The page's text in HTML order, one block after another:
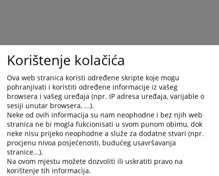
mark
key
to
get
the
keyboard
shortcuts
for
changing
dates.
mark
key
to
get
the
keyboard
shortcuts
for
changing
dates.
Korištenje kolačića
Ova web stranica koristi određene skripte koje mogu
pohranjivati i koristiti određene informacije iz vašeg
browsera i vašeg uređaja (npr. IP adresa uređaja, varijable o
sesiji unutar browsera, ...).
Neke od ovih informacija su nam neophodne i bez njih web
stranica ne bi mogla fukcionisati u svom punom obimu, dok
neke nisu prijeko neophodne a služe za dodatne stvari (npr.
procjenu nivoa posjećenosti, budućeg usavršavanja
stranice...).
Na ovom mjestu možete dozvoliti ili uskratiti pravo na
korištenje tih informacija.